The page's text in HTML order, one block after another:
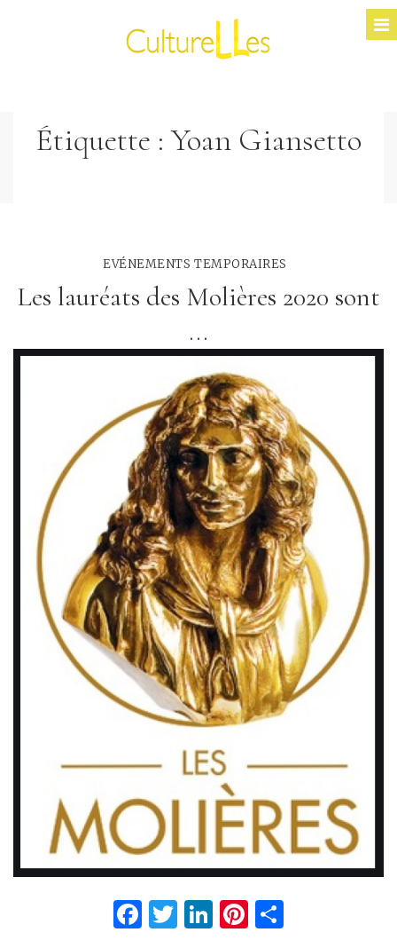
Étiquette :Yoan Giansetto
EVÉNEMENTS TEMPORAIRES
Les lauréats des Molières 2020 sont
...
Facebook
Twitter
LinkedIn
Pinterest